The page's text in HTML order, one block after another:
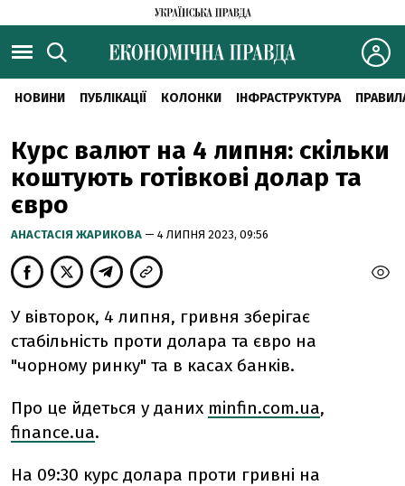
НОВИНИ ПУБЛІКАЦІЇ КОЛОНКИ ІНФРАСТРУКТУРА
Курс валют на 4 липня: скільки
коштують готівкові долар та
євро
АНАСТАСІЯ ЖАРИКОВА — 4 ЛИПНЯ 2023, 09:56
У вівторок, 4 липня, гривня зберігає
стабільність проти долара та євро на
"чорному ринку" та в касах банків.
Про це йдеться у даних minfin.com.ua,
finance.ua.
На 09:30 курс долара проти гривні на